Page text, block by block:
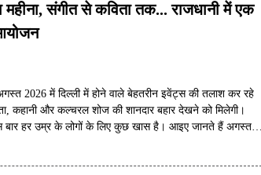
संगीत से कविता तक... राजधानी में एक
2026 में दिल्ली में होने वाले बेहतरीन इवेंट्स की तलाश कर रहे
कहानी और कल्चरल शोज की शानदार बहार देखने को मिलेगी।
बार हर उम्र के लोगों के लिए कुछ खास है। आइए जानते हैं अगस्त